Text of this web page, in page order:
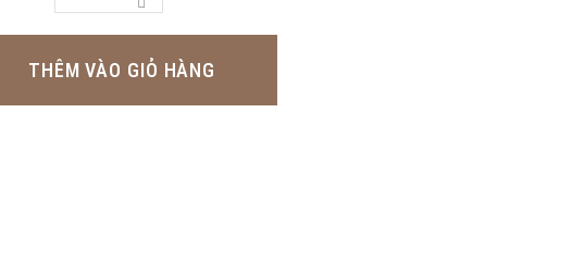
THÊM VÀO GIỎ HÀNG